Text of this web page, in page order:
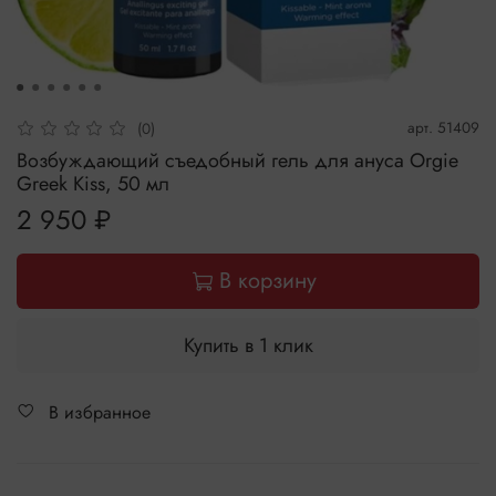
(0) арт. 51409
Возбуждающий съедобный гель для ануса Orgie
Greek Kiss, 50 мл
2 950 ₽
В корзину
Купить в 1 клик
В избранное